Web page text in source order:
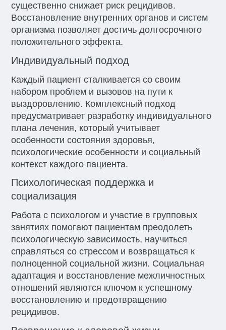
существенно снижает риск рецидивов.
Восстановление внутренних органов и систем
организма позволяет достичь долгосрочного
положительного эффекта.
Индивидуальный подход
Каждый пациент сталкивается со своим
набором проблем и вызовов на пути к
выздоровлению. Комплексный подход
предусматривает разработку индивидуального
плана лечения, который учитывает
особенности состояния здоровья,
психологические особенности и социальный
контекст каждого пациента.
Психологическая поддержка и
социализация
Работа с психологом и участие в групповых
занятиях помогают пациентам преодолеть
психологическую зависимость, научиться
справляться со стрессом и возвращаться к
полноценной социальной жизни. Социальная
адаптация и восстановление межличностных
отношений являются ключом к успешному
восстановлению и предотвращению
рецидивов.